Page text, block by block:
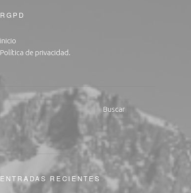
RGPD
inicio
Política de privacidad.
ENTRADAS RECIENTES